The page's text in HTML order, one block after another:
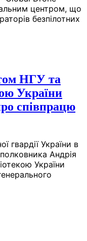
центром, що
безпілотних
НГУ та
України
співпрацю
гвардії України в
Андрія
України